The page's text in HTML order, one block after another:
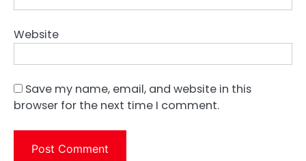
Website
Save my name, email, and website in this
browser for the next time I comment.